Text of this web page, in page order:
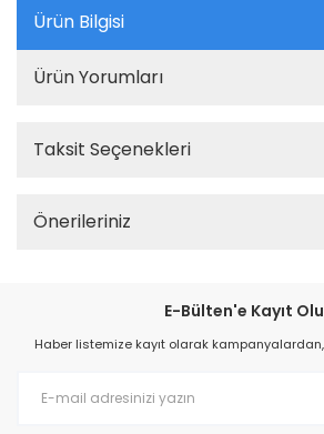
Ürün Bilgisi
Ürün Yorumları
Taksit Seçenekleri
Önerileriniz
E-Bülten'e Kayıt
Haber listemize kayıt olarak